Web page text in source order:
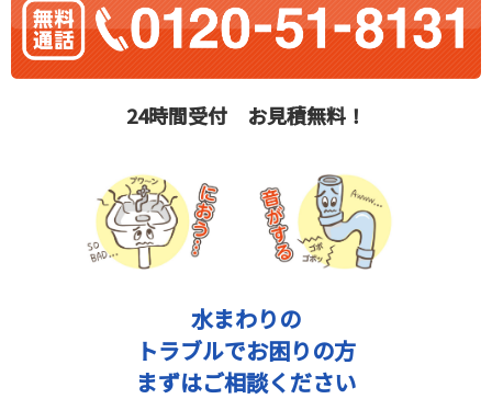
24時間受付 お見積無料！
水まわりの
トラブルでお困りの方
まずはご相談ください